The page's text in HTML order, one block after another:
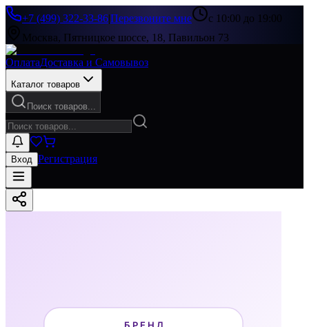
+7 (499) 322-33-86|Перезвоните мне
с 10:00 до 19:00
Москва, Пятницкое шоссе, 18, Павильон 73
ОплатаДоставка и Самовывоз
Каталог товаров
Поиск товаров...
Вход Регистрация